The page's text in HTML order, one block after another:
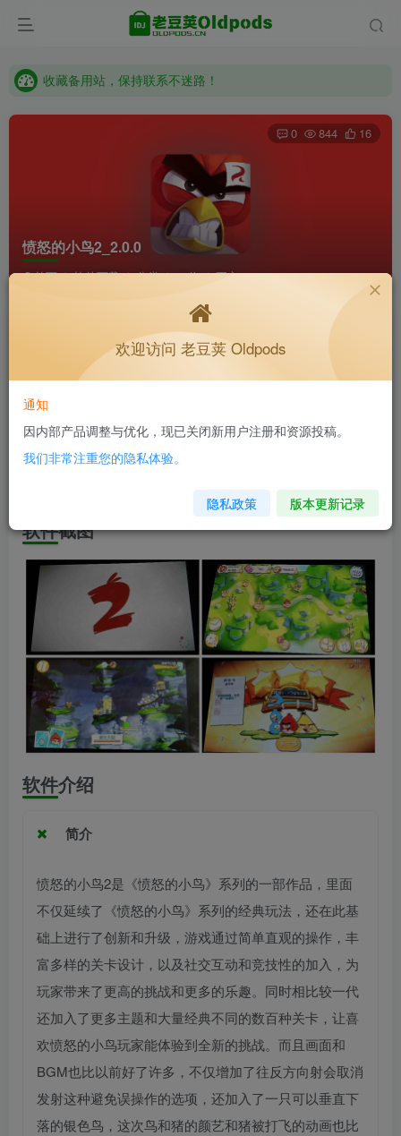
收藏备用站，保持联系不迷路！
收藏备用站，保持联系不迷路！
老豆荚 Oldpods版本：v10.3.0 泡芙
愤怒的小鸟2_2.0.0
首页 软件下载 分类 32位 正文
0 844 16
5个月前更新
软件信息
兼容版本：安卓2.3+
软件截图
软件介绍
简介
愤怒的小鸟2是《愤怒的小鸟》系列的一部作品，里面
不仅延续了《愤怒的小鸟》系列的经典玩法，还在此基
础上进行了创新和升级，游戏通过简单直观的操作，丰
富多样的关卡设计，以及社交互动和竞技性的加入，为
玩家带来了更高的挑战和更多的乐趣。同时相比较一代
还加入了更多主题和大量经典不同的数百种关卡，让喜
欢愤怒的小鸟玩家能体验到全新的挑战。而且画面和
BGM也比以前好了许多，不仅增加了往反方向射会取消
发射这种避免误操作的选项，还加入了一只可以垂直下
落的银色鸟，这次鸟和猪的颜艺和猪被打飞的动画也比
欢迎访问 老豆荚 Oldpods
通知
因内部产品调整与优化，现已关闭新用户注册和资源投稿。
我们非常注重您的隐私体验。
隐私政策 版本更新记录